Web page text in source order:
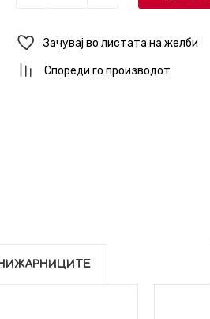
Зачувај во листата на желби
Спореди го производот